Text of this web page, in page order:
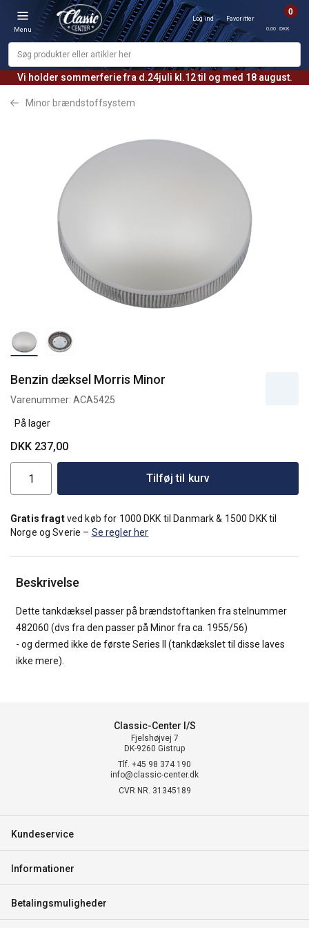
Vi holder sommerferie fra d.24juli kl.12 til og med 18 august.
Menu
Log ind Favoritter
0
0,00 DKK
Minor brændstoffsystem
Benzin dæksel Morris Minor
Varenummer: ACA5425
På lager
DKK 237,00
Tilføj til kurv
Gratis fragtved køb for 1000 DKK til Danmark & 1500 DKK til
Norge og Sverie – Se regler her
Beskrivelse
Dette tankdæksel passer på brændstoftanken fra stelnummer
482060 (dvs fra den passer på Minor fra ca. 1955/56)
- og dermed ikke de første Series II (tankdækslet til disse laves
ikke mere).
Classic-Center I/S
Fjelshøjvej 7
DK-9260 Gistrup
Tlf. +45 98 374 190
info@classic-center.dk
CVR NR. 31345189
Kundeservice
Informationer
Betalingsmuligheder